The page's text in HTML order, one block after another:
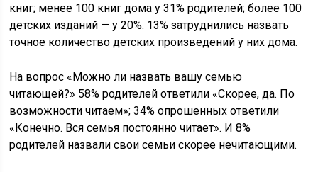
книг; менее 100 книг дома у 31% родителей; более 100
детских изданий — у 20%. 13% затруднились назвать
точное количество детских произведений у них дома.
На вопрос «Можно ли назвать вашу семью
читающей?» 58% родителей ответили «Скорее, да. По
возможности читаем»; 34% опрошенных ответили
«Конечно. Вся семья постоянно читает». И 8%
родителей назвали свои семьи скорее нечитающими.